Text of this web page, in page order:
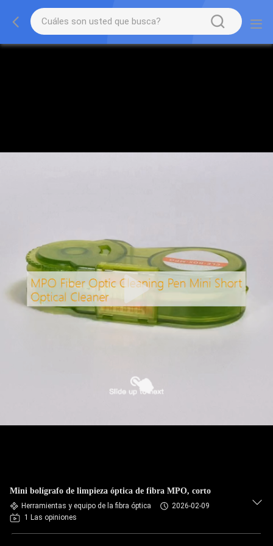
Mini bolígrafo de limpieza óptica de fibra MPO, corto
Herramientas y equipo de la fibra óptica
2026-02-09
1 Las opiniones